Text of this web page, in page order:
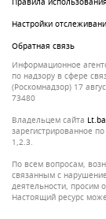
Настройки
Обратная связь
Информационное
по надзору в сфере
(Роскомнадзор) 17
73480
Владельцем сайта
зарегистрированное
1,2.3.
По всем вопросам,
связанным с
деятельности, просим
Настоящий ресурс